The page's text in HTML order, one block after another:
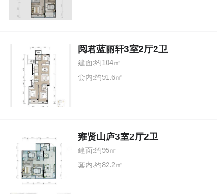
阅君蓝丽轩3室2厅2卫
建面:约104㎡
套内:约91.6㎡
雍贤山庐3室2厅2卫
建面:约95㎡
套内:约82.2㎡